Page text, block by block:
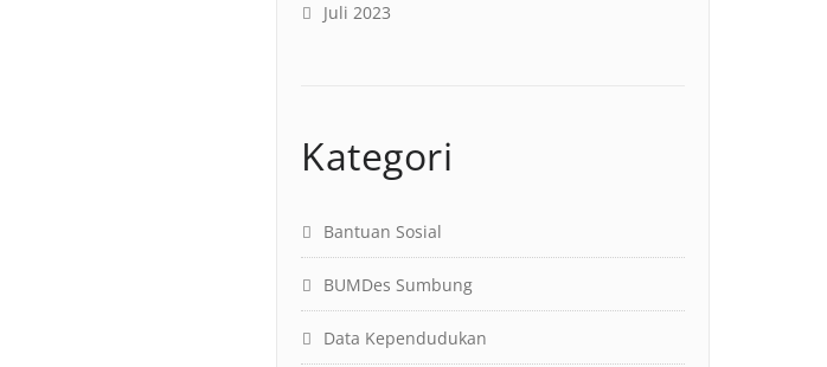
Juli 2023
Kategori
Bantuan Sosial
BUMDes Sumbung
Data Kependudukan